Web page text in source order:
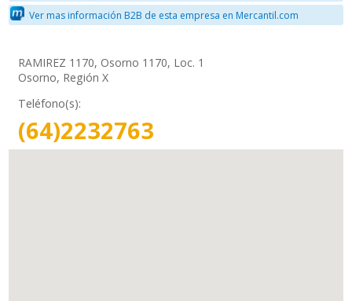
Ver mas información B2B de esta empresa en Mercantil.com
RAMIREZ 1170, Osorno 1170, Loc. 1
Osorno, Región X
Teléfono(s):
(64)2232763